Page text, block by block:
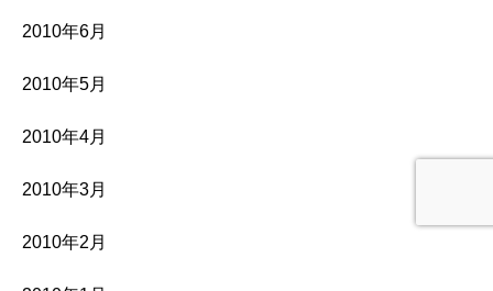
2010年6月
2010年5月
2010年4月
2010年3月
2010年2月